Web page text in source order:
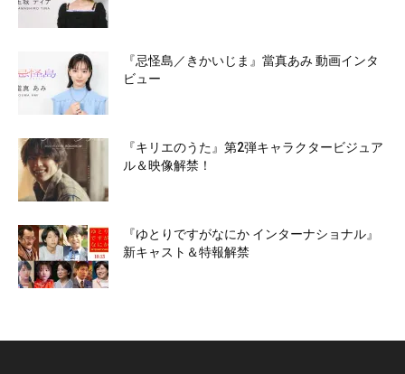
『忌怪島／きかいじま』當真あみ 動画インタ
ビュー
『キリエのうた』第2弾キャラクタービジュア
ル＆映像解禁！
『ゆとりですがなにか インターナショナル』
新キャスト＆特報解禁